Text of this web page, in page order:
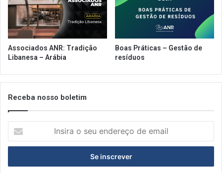
Associados ANR: Tradição
Libanesa – Arábia
Boas Práticas – Gestão de
resíduos
Receba nosso boletim
seu
de